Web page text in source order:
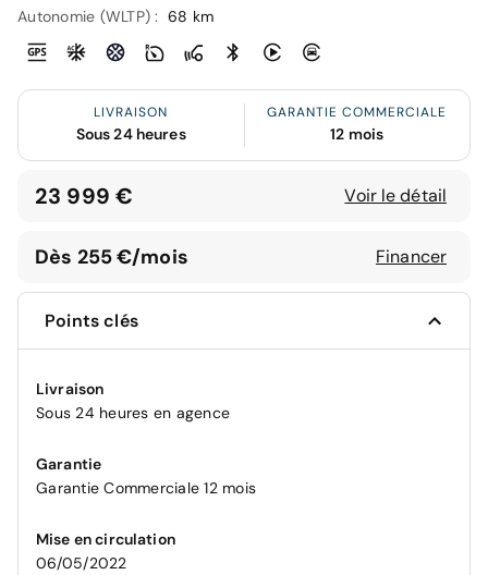
Autonomie (WLTP) : 68 km
LIVRAISON
Sous 24 heures
GARANTIE COMMERCIALE
12 mois
23 999 € Voir le détail
Dès 255 €/mois Financer
Points clés
Livraison
Sous 24 heures en agence
Garantie
Garantie Commerciale 12 mois
Mise en circulation
06/05/2022